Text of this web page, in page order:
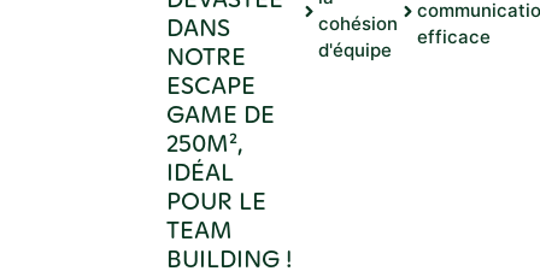
DANS
NOTRE
ESCAPE
GAME DE
250M²,
IDÉAL
POUR LE
TEAM
BUILDING !
cohésion
d'équipe
efficace